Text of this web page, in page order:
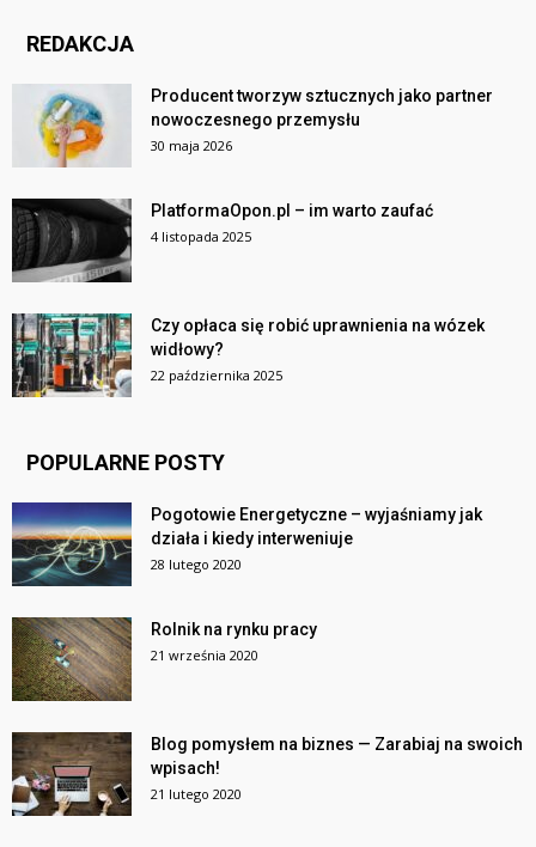
REDAKCJA
Producent tworzyw sztucznych jako partner
nowoczesnego przemysłu
30 maja 2026
PlatformaOpon.pl – im warto zaufać
4 listopada 2025
Czy opłaca się robić uprawnienia na wózek
widłowy?
22 października 2025
POPULARNE POSTY
Pogotowie Energetyczne – wyjaśniamy jak
działa i kiedy interweniuje
28 lutego 2020
Rolnik na rynku pracy
21 września 2020
Blog pomysłem na biznes — Zarabiaj na swoich
wpisach!
21 lutego 2020